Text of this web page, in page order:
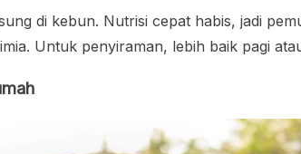
di kebun. Nutrisi cepat habis, jadi
Untuk penyiraman, lebih baik pagi